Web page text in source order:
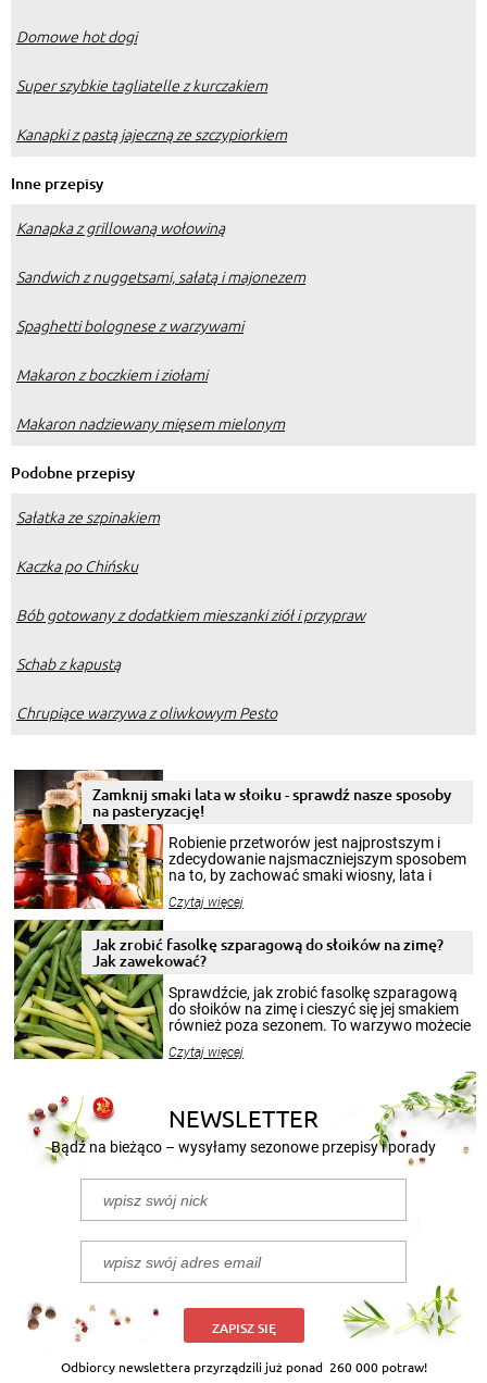
Domowe hot dogi
Super szybkie tagliatelle z kurczakiem
Kanapki z pastą jajeczną ze szczypiorkiem
Inne przepisy
Kanapka z grillowaną wołowiną
Sandwich z nuggetsami, sałatą i majonezem
Spaghetti bolognese z warzywami
Makaron z boczkiem i ziołami
Makaron nadziewany mięsem mielonym
Podobne przepisy
Sałatka ze szpinakiem
Kaczka po Chińsku
Bób gotowany z dodatkiem mieszanki ziół i przypraw
Schab z kapustą
Chrupiące warzywa z oliwkowym Pesto
Zamknij smaki lata w słoiku - sprawdź nasze sposoby
na pasteryzację!
Robienie przetworów jest najprostszym i
zdecydowanie najsmaczniejszym sposobem
na to, by zachować smaki wiosny, lata i
krajobrazów, by cieszyć nimi oko w sezonie
pełni poczuć atmosferę cieplejszych
miesięcy. Przygotowanie słoików ze
patenty, które pozwolą zachować świeżość
przetworów.
Czytaj więcej
Jak zrobić fasolkę szparagową do słoików na zimę?
Jak zawekować?
Sprawdźcie, jak zrobić fasolkę szparagową
do słoików na zimę i cieszyć się jej smakiem
również poza sezonem. To warzywo możecie
nasze propozycje!
Czytaj więcej
NEWSLETTER
Bądź na bieżąco – wysyłamy sezonowe przepisy i porady
ZAPISZ SIĘ
Odbiorcy newslettera przyrządzili już ponad 260 000 potraw!